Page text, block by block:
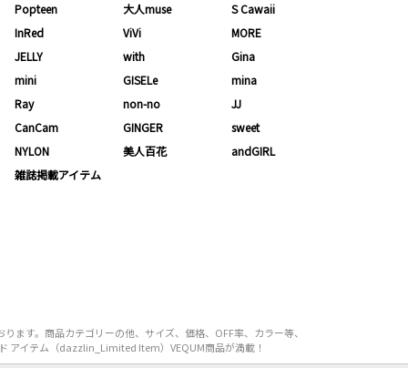
Popteen 大人muse
S Cawaii
InRed
ViVi
MORE
JELLY
with
Gina
mini
GISELe
mina
Ray
non-no
JJ
CanCam
GINGER
sweet
NYLON
美人百花
andGIRL
雑誌掲載アイテム
す。商品カテゴリーの他、サイズ、価格、OFF率、カラー等、
アイテム（dazzlin_Limited Item）VEQUM商品が満載！